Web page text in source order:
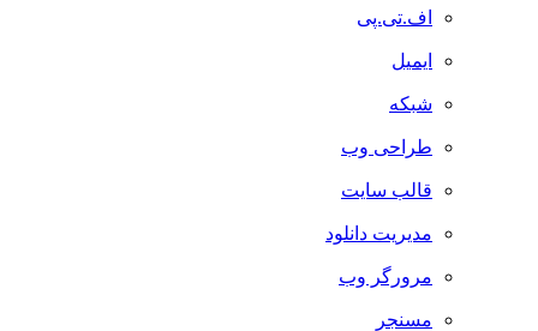
اف.تی.پی
ایمیل
شبکه
طراحی وب
قالب سایت
مدیریت دانلود
مرورگر وب
مسنجر